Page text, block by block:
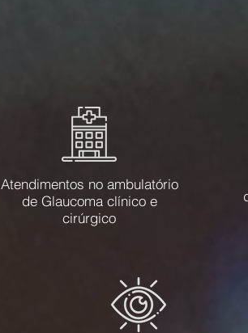
Atendimentos no ambulatório
de Glaucoma clínico e
cirúrgico